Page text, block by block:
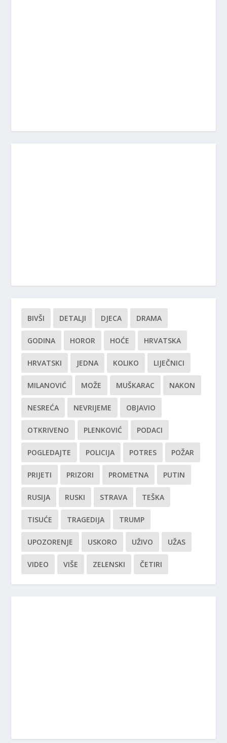
BIVŠI DETALJI DJECA DRAMA
GODINA HOROR HOĆE HRVATSKA
HRVATSKI JEDNA KOLIKO LIJEČNICI
MILANOVIĆ MOŽE MUŠKARAC NAKON
NESREĆA NEVRIJEME OBJAVIO
OTKRIVENO PLENKOVIĆ PODACI
POGLEDAJTE POLICIJA POTRES POŽAR
PRIJETI PRIZORI PROMETNA PUTIN
RUSIJA RUSKI STRAVA TEŠKA
TISUĆE TRAGEDIJA TRUMP
UPOZORENJE USKORO UŽIVO UŽAS
VIDEO VIŠE ZELENSKI ČETIRI